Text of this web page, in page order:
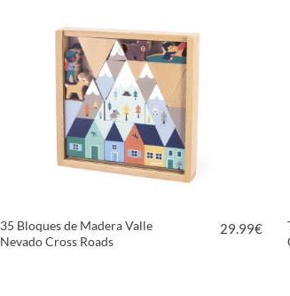
35 Bloques de Madera Valle
Nevado Cross Roads
29.99€